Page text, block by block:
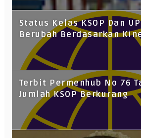
Status Kelas KSOP Dan
Berubah Berdasarkan
Terbit Permenhub No 76
Jumlah KSOP Berkurang